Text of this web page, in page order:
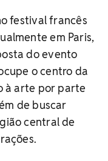
festival francês
em Paris,
do evento
o centro da
à arte por parte
de buscar
central de